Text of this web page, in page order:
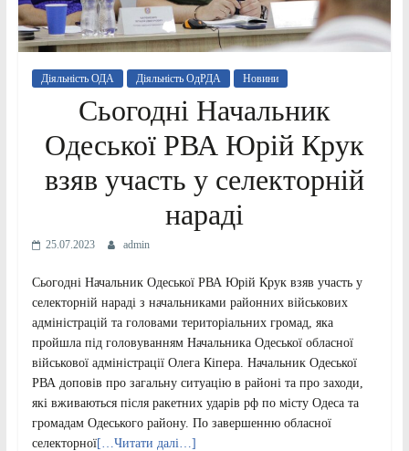
Діяльність ОДА Діяльність ОдРДА Новини
Сьогодні Начальник
Одеської РВА Юрій Крук
взяв участь у селекторній
нараді
25.07.2023 admin
Сьогодні Начальник Одеської РВА Юрій Крук взяв участь у
селекторній нараді з начальниками районних військових
адміністрацій та головами територіальних громад, яка
пройшла під головуванням Начальника Одеської обласної
військової адміністрації Олега Кіпера. Начальник Одеської
РВА доповів про загальну ситуацію в районі та про заходи,
які вживаються після ракетних ударів рф по місту Одеса та
громадам Одеського району. По завершенню обласної
селекторної[…Читати далі…]